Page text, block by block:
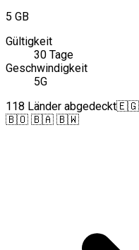
5 GB
Gültigkeit
30 Tage
Geschwindigkeit
5G
118 Länder abgedeckt
🇧🇴 🇧🇦 🇧🇼